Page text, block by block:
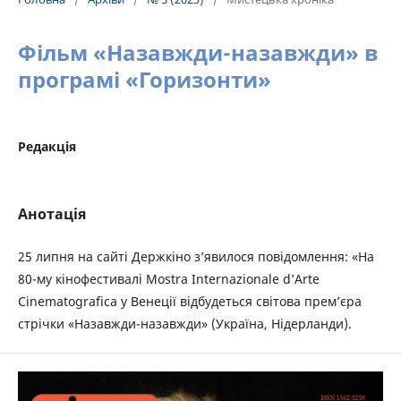
Фільм «Назавжди-назавжди» в
програмі «Горизонти»
Редакція
Анотація
25 липня на сайті Держкіно з’явилося повідомлення: «На
80-му кінофестивалі Mostra Internazionale d’Arte
Cinematografica у Венеції відбудеться світова премʼєра
стрічки «Назавжди-назавжди» (Україна, Нідерланди).